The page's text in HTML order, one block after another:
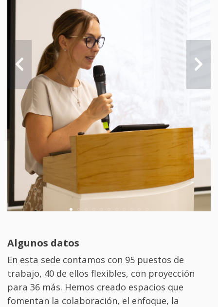
Algunos datos
En esta sede contamos con 95 puestos de
trabajo, 40 de ellos flexibles, con proyección
para 36 más. Hemos creado espacios que
fomentan la colaboración, el enfoque, la